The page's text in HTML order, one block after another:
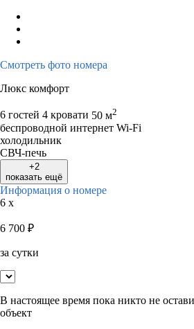
Смотреть фото номера
Люкс комфорт
6 гостей 4 кровати 50 м2
беспроводной интернет Wi-Fi
холодильник
СВЧ-печь
+2
показать ещё
Информация о номере
6 x
6 700 ₽
за сутки
В настоящее время пока никто не
объект